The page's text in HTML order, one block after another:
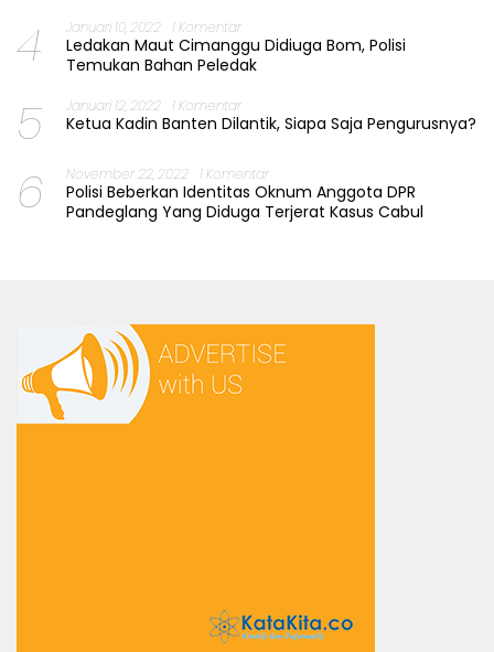
4 Januari 10, 2022 1 Komentar
Ledakan Maut Cimanggu Didiuga Bom, Polisi
Temukan Bahan Peledak
5 Januari 12, 2022 1 Komentar
Ketua Kadin Banten Dilantik, Siapa Saja Pengurusnya?
6 November 22, 2022 1 Komentar
Polisi Beberkan Identitas Oknum Anggota DPR
Pandeglang Yang Diduga Terjerat Kasus Cabul